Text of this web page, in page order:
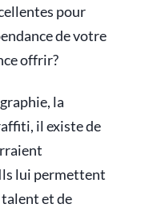
pour
de votre
offrir?
la
il existe de
lui permettent
et de